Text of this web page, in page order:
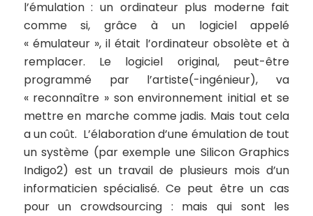
l’émulation: un ordinateur plus moderne fait
comme si, grâce à un logiciel appelé
« émulateur », il était l’ordinateur obsolète et à
remplacer. Le logiciel original, peut-être
programmé par l’artiste(-ingénieur), va
« reconnaître » son environnement initial et se
mettre en marche comme jadis. Mais tout cela
a un coût. L’élaboration d’une émulation de tout
un système (par exemple une Silicon Graphics
Indigo2) est un travail de plusieurs mois d’un
informaticien spécialisé. Ce peut être un cas
pour un crowdsourcing : mais qui sont les